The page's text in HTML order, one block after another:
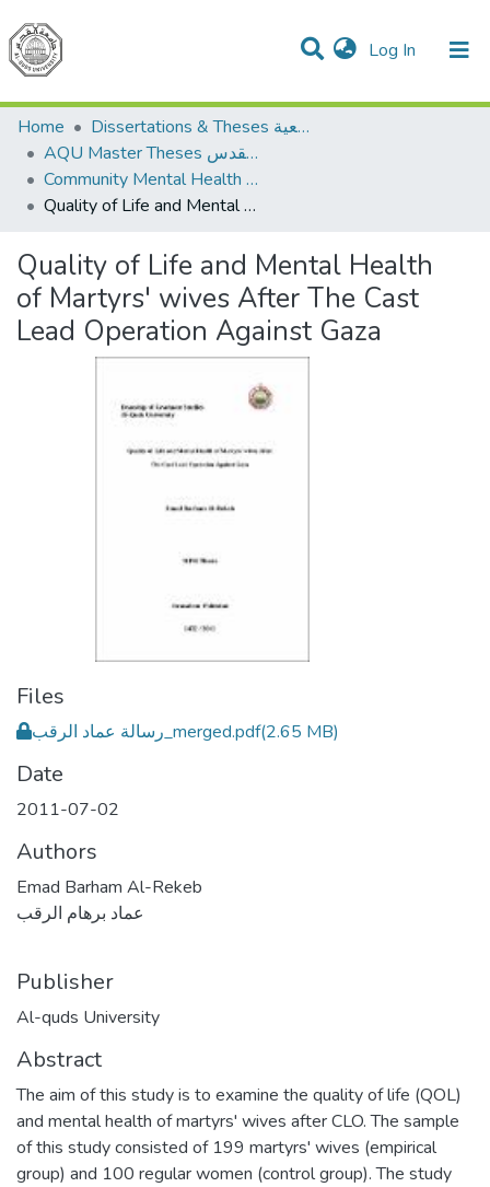
Log In (current)
Communities & Collections
All of DSpace
Home
Dissertations & Theses الرسائل الجامعية
AQU Master Theses الرسائل الجامعية الخاصة بجامعة القدس
Community Mental Health الصحة النفسية المجتمعية
Quality of Life and Mental Health of Martyrs' wives After The Cast Lead Operation Against Gaza
Quality of Life and Mental Health
of Martyrs' wives After The Cast
Lead Operation Against Gaza
Files
رسالة عماد الرقب_merged.pdf(2.65 MB)
Date
2011-07-02
Authors
Emad Barham Al-Rekeb
عماد برهام الرقب
Publisher
Al-quds University
Abstract
The aim of this study is to examine the quality of life (QOL)
and mental health of martyrs' wives after CLO. The sample
of this study consisted of 199 martyrs' wives (empirical
group) and 100 regular women (control group). The study